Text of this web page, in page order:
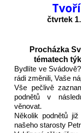
čtvrtek 1.
Procházka
tématech
Bydlíte ve
rádi změnili, Vaše
Vše pečlivě
podnětů v
věnovat.
Několik podnětů
našeho starosty